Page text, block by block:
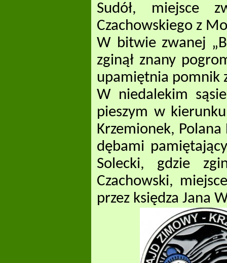
Sudół, miejsce
Czachowskiego z
W bitwie zwanej
zginął znany
upamiętnia pomnik
W niedalekim
pieszym w
Krzemionek,
dębami
Solecki, gdzie
Czachowski,
przez księdza Jana